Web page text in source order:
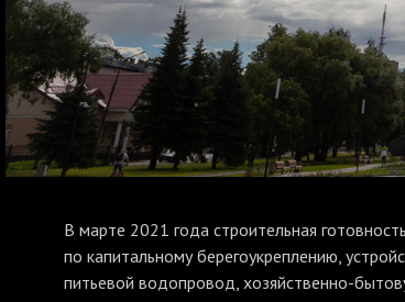
В марте 2021 года строительная
по капитальному берегоукреплению,
питьевой водопровод, хозяйственно-